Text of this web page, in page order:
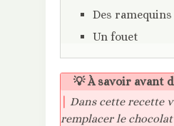
Des ramequins
Un fouet
💡 À savoir avant
Dans cette recette
remplacer le